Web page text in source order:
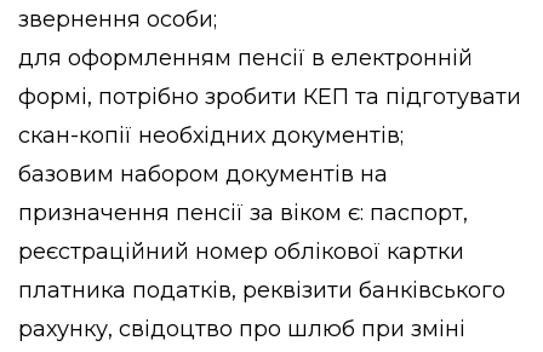
звернення особи;
для оформленням пенсії в електронній
формі, потрібно зробити КЕП та підготувати
скан-копії необхідних документів;
базовим набором документів на
призначення пенсії за віком є: паспорт,
реєстраційний номер облікової картки
платника податків, реквізити банківського
рахунку, свідоцтво про шлюб при зміні